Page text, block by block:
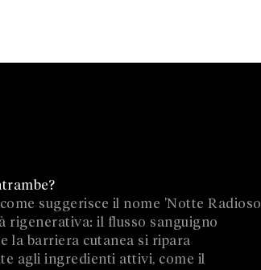
suggerisce il nome 'Notte Radioso
rigenerativa: il flusso sanguigno
la barriera cutanea si ripara
agli ingredienti attivi, come il